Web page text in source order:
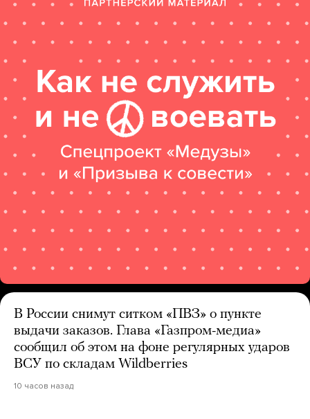
В России снимут ситком «ПВЗ» о пункте
выдачи заказов. Глава «Газпром-медиа»
сообщил об этом на фоне регулярных ударов
ВСУ по складам Wildberries
10 часов назад